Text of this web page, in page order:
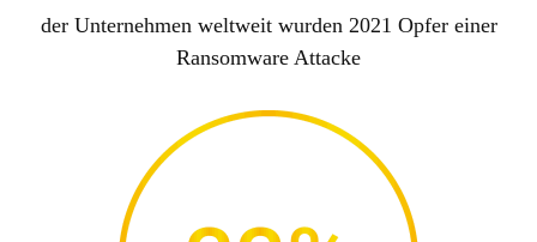
der Unternehmen weltweit wurden 2021 Opfer einer
Ransomware Attacke